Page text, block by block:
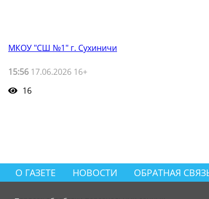
МКОУ "СШ №1" г. Сухиничи
15:56 17.06.2026 16+
16
О ГАЗЕТЕ НОВОСТИ ОБРАТНАЯ